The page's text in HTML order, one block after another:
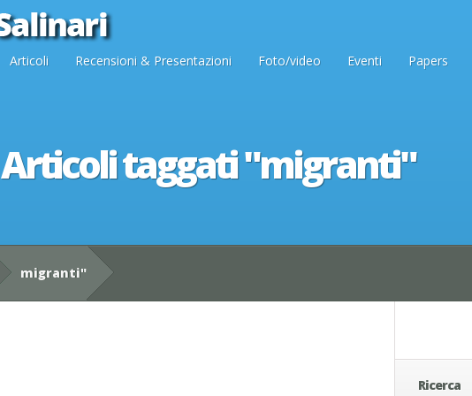
Articoli Recensioni & Presentazioni Foto/video Eventi Papers
Articoli taggati "migranti"
migranti"
Ricerca